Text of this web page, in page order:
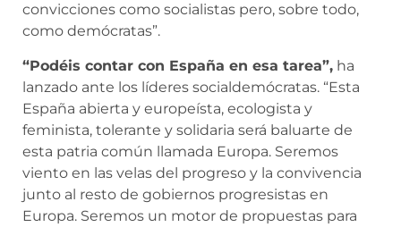
convicciones como socialistas pero, sobre todo,
como demócratas”.
“Podéis contar con España en esa tarea”, ha
lanzado ante los líderes socialdemócratas. “Esta
España abierta y europeísta, ecologista y
feminista, tolerante y solidaria será baluarte de
esta patria común llamada Europa. Seremos
viento en las velas del progreso y la convivencia
junto al resto de gobiernos progresistas en
Europa. Seremos un motor de propuestas para